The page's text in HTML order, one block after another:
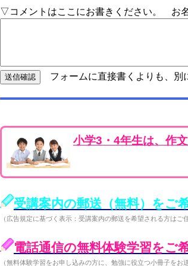
▽コメントはここにお書きください。 お名
フォームに直接書くよりも、別
小学3・4年生は、作
受講案内の郵送（無料）をご
（広告規定に基づく表示：受講案内の郵送を希望される方はご
電話通信の無料体験学習をご
（無料体験学習をお申し込みの方に、勉強に役立つ小冊子をお